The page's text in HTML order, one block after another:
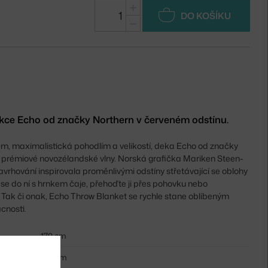
DO KOŠÍKU
Echo od značky Northern v červeném odstínu.
maximalistická pohodlím a velikostí, deka Echo od značky
novozélandské vlny. Norská grafička Mariken Steen-
inspirovala proměnlivými odstíny střetávající se oblohy
do ní s hrnkem čaje, přehoďte ji přes pohovku nebo
či onak, Echo Throw Blanket se rychle stane oblíbeným
170 cm
130 cm